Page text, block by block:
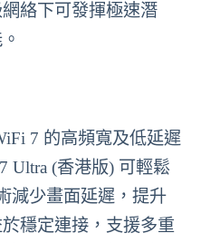
絡下可發揮極速潛
7 的高頻寬及低延遲
Ultra (香港版) 可輕鬆
減少畫面延遲，提升
穩定連接，支援多重